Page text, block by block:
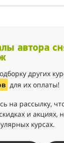
автора
других
для их оплаты!
на рассылку,
и акциях,
курсах.